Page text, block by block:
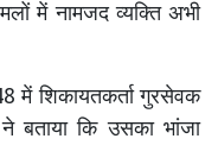
में नामजद व्यक्ति अभी
में शिकायतकर्ता गुरसेवक
बताया कि उसका भांजा